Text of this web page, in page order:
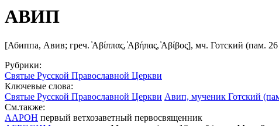
АВИП
[Абиппа, Авив; греч. ̓Αβίππας, ̓Αβήπας, ̓Αβίβος], мч. Готский (пам.
Рубрики:
Святые Русской Православной Церкви
Ключевые слова:
Святые Русской Православной Церкви Авип, мученик Готский
См.также:
ААРОН первый ветхозаветный первосвященник